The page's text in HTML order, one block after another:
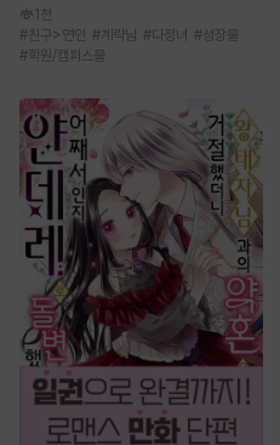
1천
#친구>연인 # 계략남 #다정녀 #성장물
#학원/캠퍼스물